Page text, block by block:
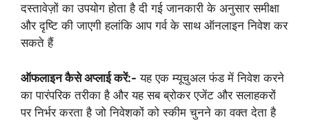
दस्तावेज़ों का उपयोग होता है दी गई जानकारी के अनुसार समीक्षा
और दृष्टि की जाएगी हलांकि आप गर्व के साथ ऑनलाइन निवेश कर
सकते हैं
ऑफलाइन कैसे अप्लाई करें:- यह एक म्यूचुअल फंड में निवेश करने
का पारंपरिक तरीका है और यह सब ब्रोकर एजेंट और सलाहकरों
पर निर्भर करता है जो निवेशकों को स्कीम चुनने का वक्त देता है